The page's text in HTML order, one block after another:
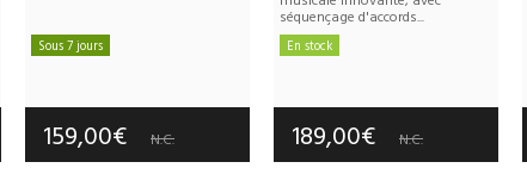
Sous 7 jours
Garantie :-- an(s)
159,00€ N.C.
séquençage d'accords...
En stock
Garantie :3 an(s)
189,00€ N.C.